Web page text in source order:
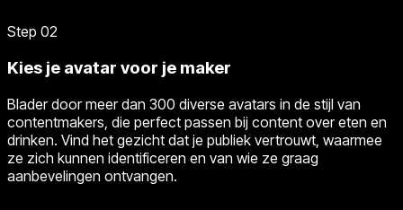
Step 02
Kies je avatar voor je maker
Blader door meer dan 300 diverse avatars in de stijl van
contentmakers, die perfect passen bij content over eten en
drinken. Vind het gezicht dat je publiek vertrouwt, waarmee
ze zich kunnen identificeren en van wie ze graag
aanbevelingen ontvangen.